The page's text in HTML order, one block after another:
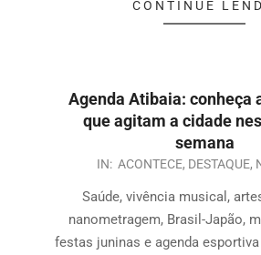
CONTINUE
Agenda Atibaia: conheça
que agitam a cidade
semana
IN: ACONTECE, DESTAQUE,
Saúde, vivência musical,
nanometragem, Brasil-Japão,
festas juninas e agenda